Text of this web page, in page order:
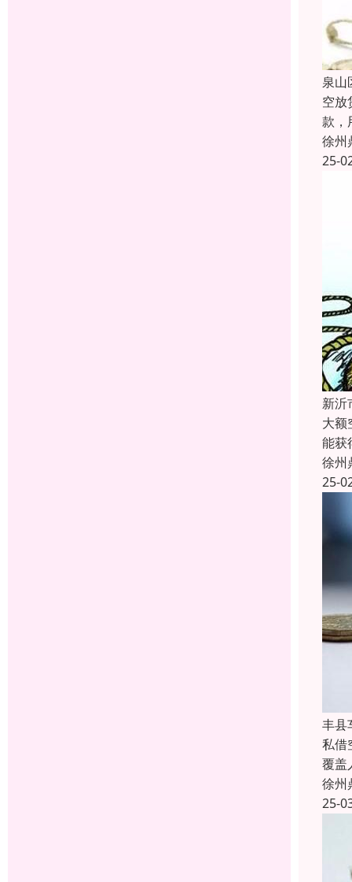
泉山
空放
款，
徐州
25-
新沂
大额
能获
徐州
25-
丰县
私借
覆盖
徐州
25-